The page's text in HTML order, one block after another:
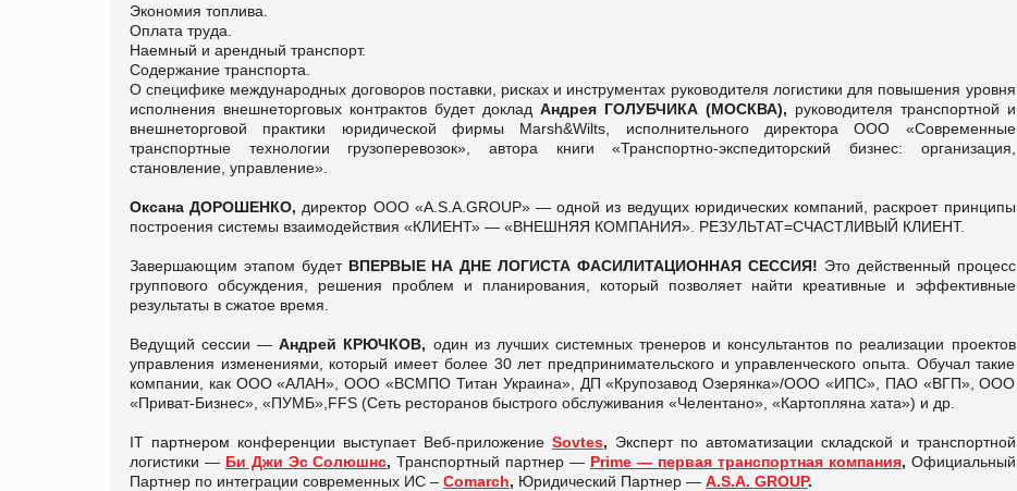
Экономия топлива.
Оплата труда.
Наемный и арендный транспорт.
Содержание транспорта.
О специфике международных договоров поставки, рисках и инструментах руководителя логистики для повышения уровня
исполнения внешнеторговых контрактов будет доклад Андрея ГОЛУБЧИКА (МОСКВА), руководителя транспортной и
внешнеторговой практики юридической фирмы Marsh&Wilts, исполнительного директора ООО «Современные
транспортные технологии грузоперевозок», автора книги «Транспортно-экспедиторский бизнес: организация,
становление, управление».
Оксана ДОРОШЕНКО, директор ООО «A.S.A.GROUP» — одной из ведущих юридических компаний, раскроет принципы
построения системы взаимодействия «КЛИЕНТ» — «ВНЕШНЯЯ КОМПАНИЯ». РЕЗУЛЬТАТ=СЧАСТЛИВЫЙ КЛИЕНТ.
Завершающим этапом будет ВПЕРВЫЕ НА ДНЕ ЛОГИСТА ФАСИЛИТАЦИОННАЯ СЕССИЯ! Это действенный процесс
группового обсуждения, решения проблем и планирования, который позволяет найти креативные и эффективные
результаты в сжатое время.
Ведущий сессии —Андрей КРЮЧКОВ, один из лучших системных тренеров и консультантов по реализации проектов
управления изменениями, который имеет более 30 лет предпринимательского и управленческого опыта. Обучал такие
компании, как ООО «АЛАН», ООО «ВСМПО Титан Украина», ДП «Крупозавод Озерянка»/ООО «ИПС», ПАО «ВГП», ООО
«Приват-Бизнес», «ПУМБ»,FFS (Сеть ресторанов быстрого обслуживания «Челентано», «Картопляна хата») и др.
IT партнером конференции выступает Веб-приложение Sovtes, Эксперт по автоматизации складской и транспортной
логистики — Би Джи Эс Солюшнс,Транспортный партнер — Prime — первая транспортная компания, Официальный
Партнер по интеграции современных ИС – Comarch, Юридический Партнер — А.S.А. GROUP.